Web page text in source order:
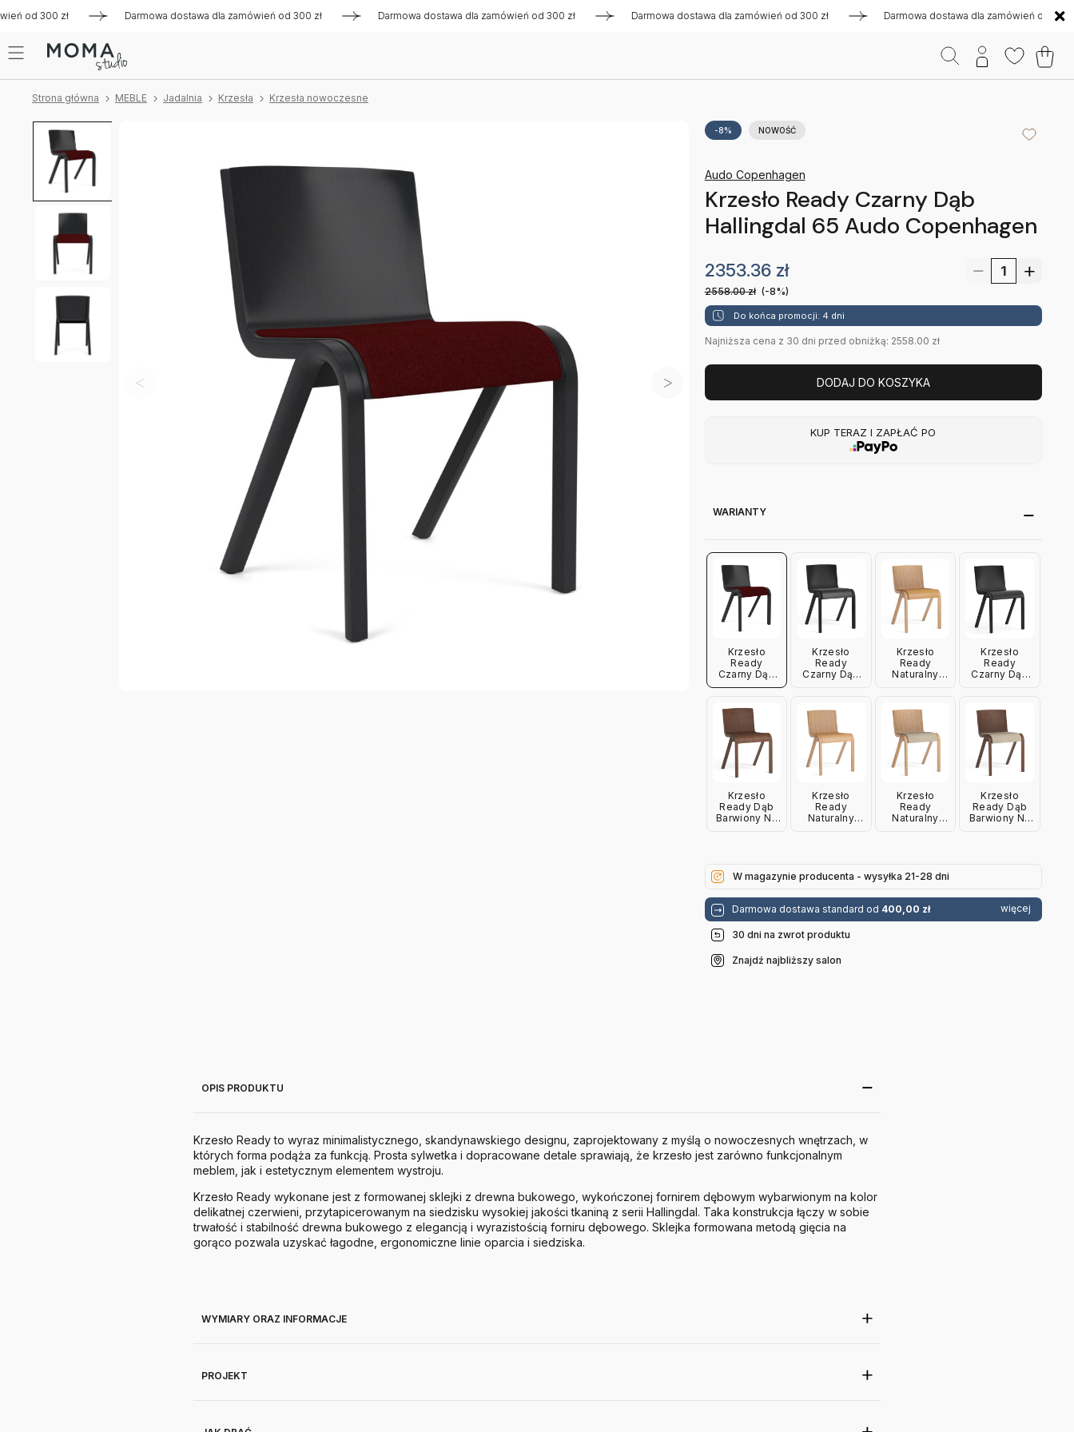
od 300 zł Darmowa dostawa dla zamówień od 300 zł Darmowa dostawa dla zamówień od 300 zł Darmowa dostawa dla zamówień od 300 zł Darmowa dostawa dla zamówień od 300 zł
Strona główna MEBLE Jadalnia Krzesła Krzesła nowoczesne
-8% NOWOŚĆ
Audo Copenhagen
Krzesło Ready Czarny Dąb
Hallingdal 65 Audo Copenhagen
2353.36zł
2558.00zł (-8%)
Do końca promocji: 4 dni
Najniższa cena z 30 dni przed obniżką: 2558.00 zł
DODAJ DO KOSZYKA
KUP TERAZ I ZAPŁAĆ PO
WARIANTY
Krzesło
Ready
Czarny Dąb
Hallingdal 65
Copenhagen
Krzesło
Ready
Czarny Dąb
Copenhagen
Krzesło
Ready
Naturalny
Copenhagen
Krzesło
Ready
Czarny Dąb
Krzesło
Ready Dąb
Barwiony Na
Krzesło
Ready
Naturalny
Krzesło
Ready
Naturalny
Krzesło
Ready Dąb
Barwiony Na
W magazynie producenta - wysyłka 21-28 dni
Darmowa dostawa standard od 400,00 zł więcej
30 dni na zwrot produktu
Znajdź najbliższy salon
OPIS PRODUKTU
Krzesło Ready to wyraz minimalistycznego, skandynawskiego designu, zaprojektowany z myślą o nowoczesnych wnętrzach, w
których forma podąża za funkcją. Prosta sylwetka i dopracowane detale sprawiają, że krzesło jest zarówno funkcjonalnym
meblem, jak i estetycznym elementem wystroju.
Krzesło Ready wykonane jest z formowanej sklejki z drewna bukowego, wykończonej fornirem dębowym wybarwionym na kolor
delikatnej czerwieni, przytapicerowanym na siedzisku wysokiej jakości tkaniną z serii Hallingdal. Taka konstrukcja łączy w sobie
trwałość i stabilność drewna bukowego z elegancją i wyrazistością forniru dębowego. Sklejka formowana metodą gięcia na
gorąco pozwala uzyskać łagodne, ergonomiczne linie oparcia i siedziska.
WYMIARY ORAZ INFORMACJE
PROJEKT